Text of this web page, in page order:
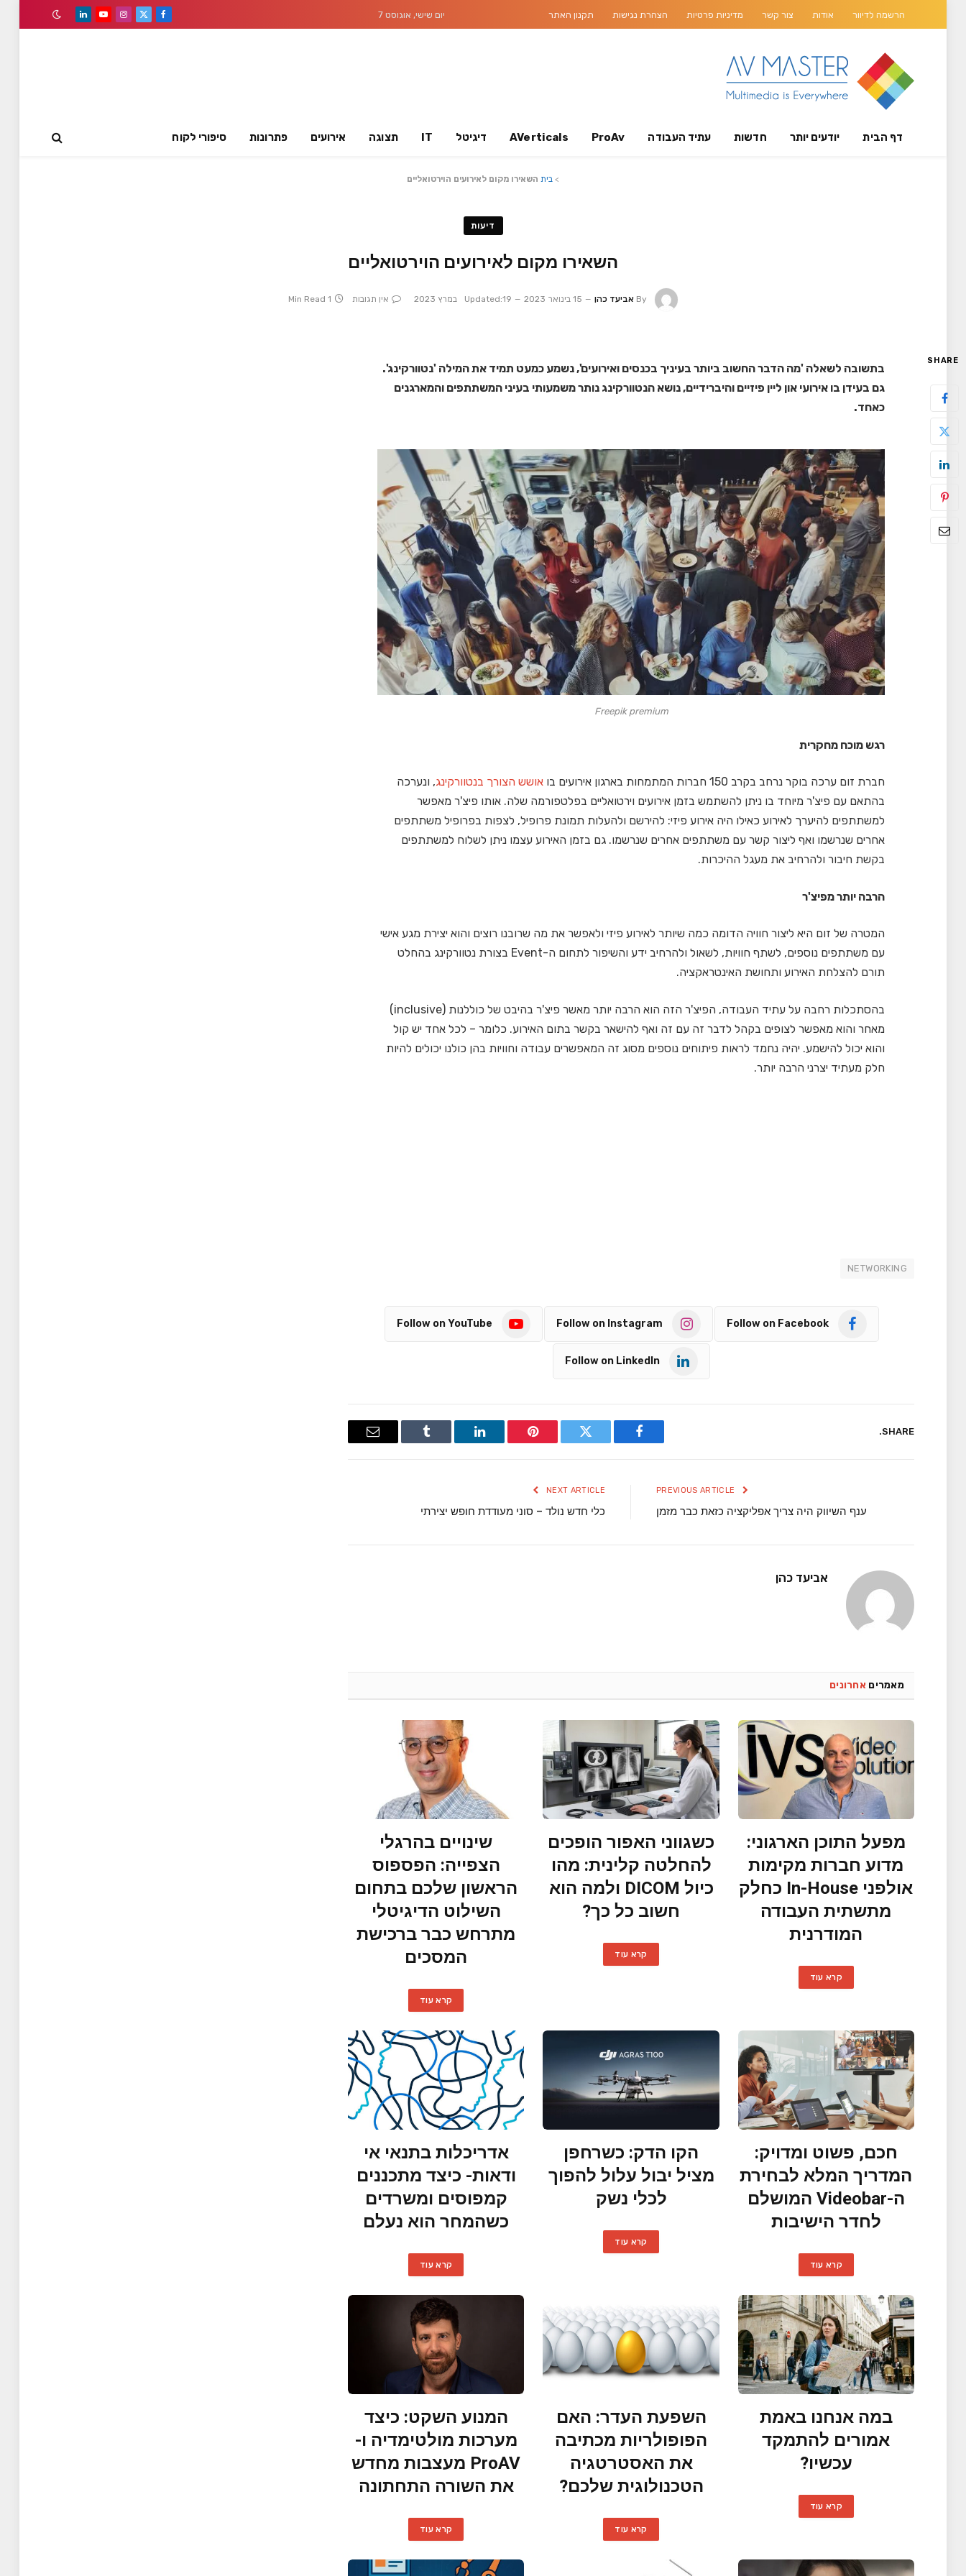
הרשמה לדיוור אודות צור קשר מדיניות פרטיות הצהרת נגישות תקנון האתר יום שישי, אוגוסט 7
Facebook
X
Instagram
YouTube
LinkedIn
דף הבית יודעים יותר חדשות עתיד העבודה ProAv
AVerticals דיגיטל IT תצוגה אירועים פתרונות סיפורי לקוח
> בית השאירו מקום לאירועים הוירטואליים
דיעות
השאירו מקום לאירועים הוירטואליים
By אביעד כהן 15 בינואר 2023 Updated:19 במרץ 2023 אין תגובות 1 Min Read
SHARE
בתשובה לשאלה 'מה הדבר החשוב ביותר בעיניך בכנסים ואירועים', נשמע כמעט תמיד את המילה 'נטוורקינג'.
גם בעידן בו אירועי און ליין פיזיים והיברידיים, נושא הנטוורקינג נותר משמעותי בעיני המשתתפים והמארגנים
כאחד.
Freepik premium
רגש מוכח מחקרית
חברת זום ערכה בוקר נרחב בקרב 150 חברות המתמחות בארגון אירועים בו אושש הצורך בנטוורקינג, ונערכה
בהתאם עם פיצ'ר מיוחד בו ניתן להשתמש בזמן אירועים וירטואליים בפלטפורמה שלה. אותו פיצ'ר מאפשר
למשתתפים להיערך לאירוע כאילו היה אירוע פיזי: להירשם ולהעלות תמונת פרופיל, לצפות בפרופיל משתתפים
אחרים שנרשמו ואף ליצור קשר עם משתתפים אחרים שנרשמו. גם בזמן האירוע עצמו ניתן לשלוח למשתתפים
בקשת חיבור ולהרחיב את מעגל ההיכרות.
הרבה יותר מפיצ'ר
המטרה של זום היא ליצור חוויה הדומה כמה שיותר לאירוע פיזי ולאפשר את מה שרובנו רוצים והוא יצירת מגע אישי
עם משתתפים נוספים, לשתף חוויות, לשאול ולהרחיב ידע והשיפור לתחום ה-Event בצורת נטוורקינג בהחלט
תורם להצלחת האירוע ותחושת האינטראקציה.
בהסתכלות רחבה על עתיד העבודה, הפיצ'ר הזה הוא הרבה יותר מאשר פיצ'ר בהיבט של כוללנות (inclusive)
מאחר והוא מאפשר לצופים בקהל לדבר זה עם זה ואף להישאר בקשר בתום האירוע. כלומר – לכל אחד יש קול
והוא יכול להישמע. יהיה נחמד לראות פיתוחים נוספים מסוג זה המאפשרים עבודה וחוויות בהן כולנו יכולים להיות
חלק מעתיד יצרני הרבה יותר.
NETWORKING
Follow on Facebook
Follow on Instagram
Follow on YouTube
Follow on LinkedIn
SHARE.
Facebook
Twitter
Pinterest
LinkedIn
Tumblr
Email
ענף השיווק היה צריך אפליקציה כזאת כבר מזמן
NEXT ARTICLE
כלי חדש נולד – סוני מעודדת חופש יצירתי
אביעד כהן
מאמרים אחרונים
מפעל התוכן הארגוני:
מדוע חברות מקימות
אולפני In-House כחלק
מתשתית העבודה
המודרנית
קרא עוד
כשגווני האפור הופכים
להחלטה קלינית: מהו
כיול DICOM ולמה הוא
חשוב כל כך?
קרא עוד
שינויים בהרגלי
הצפייה: הפספוס
הראשון שלכם בתחום
השילוט הדיגיטלי
מתרחש כבר ברכישת
המסכים
קרא עוד
חכם, פשוט ומדויק:
המדריך המלא לבחירת
ה-Videobar המושלם
לחדר הישיבות
קרא עוד
הקו הדק: כשרחפן
מציל יבול עלול להפוך
לכלי נשק
קרא עוד
אדריכלות בתנאי אי
ודאות- כיצד מתכננים
קמפוסים ומשרדים
כשהמחר הוא נעלם
קרא עוד
במה אנחנו באמת
אמורים להתמקד
עכשיו?
קרא עוד
השפעת העדר: האם
הפופולריות מכתיבה
את האסטרטגיה
הטכנולוגית שלכם?
קרא עוד
המנוע השקט: כיצד
מערכות מולטימדיה ו-
ProAV מעצבות מחדש
את השורה התחתונה
קרא עוד